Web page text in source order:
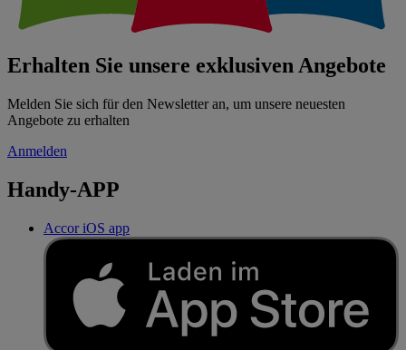
Erhalten Sie unsere exklusiven Angebote
Melden Sie sich für den Newsletter an, um unsere neuesten
Angebote zu erhalten
Anmelden
Handy-APP
Accor iOS app